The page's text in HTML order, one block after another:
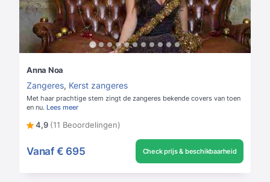
Anna Noa
Zangeres, Kerst zangeres
Met haar prachtige stem zingt de zangeres bekende covers van toen
en nu. Lees meer
4,9 (11 Beoordelingen)
Vanaf € 695 Check prijs & beschikbaarheid